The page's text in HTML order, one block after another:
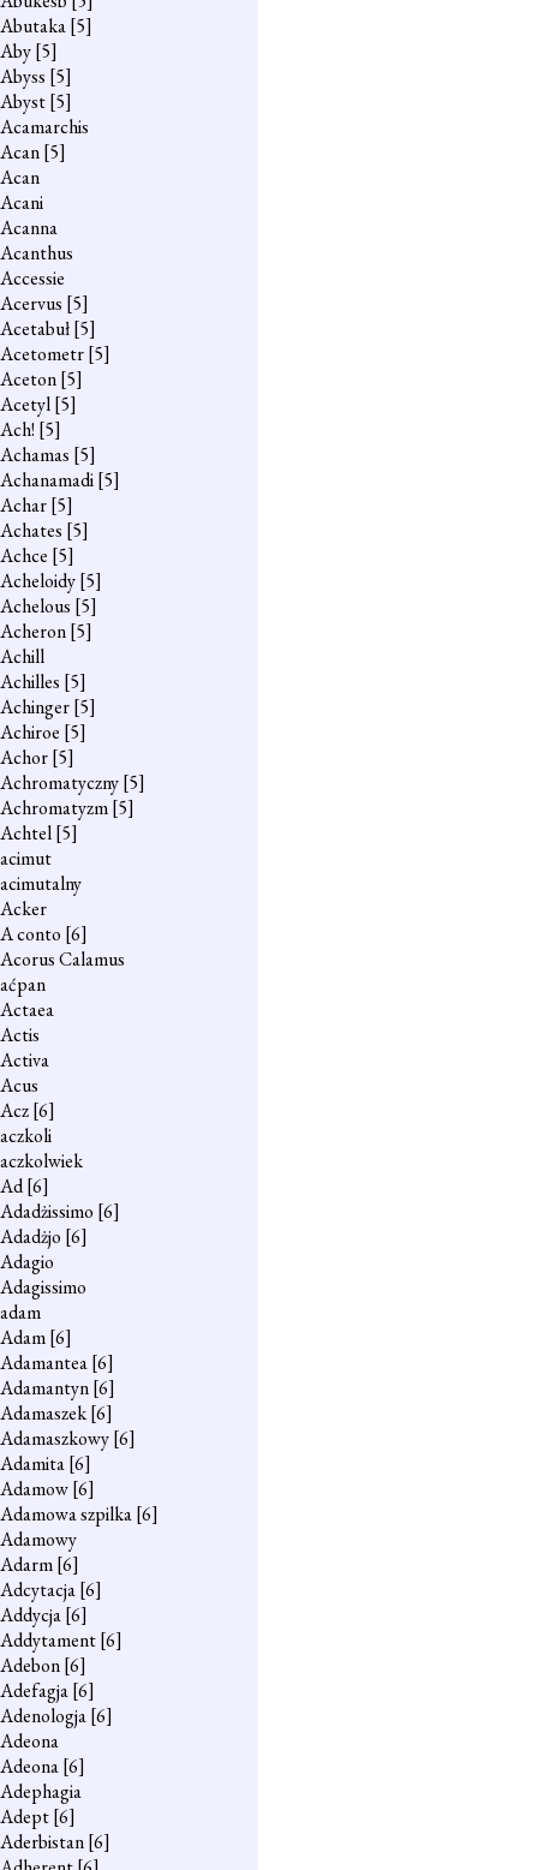
Abutaka[5]
Aby[5]
Abyss [5]
Abyst[5]
Acamarchis
Acan[5]
Acan
Acani
Acanna
Acanthus
Accessie
Acervus [5]
Acetabuł[5]
Acetometr[5]
Aceton[5]
Acetyl[5]
Ach! [5]
Achamas [5]
Achanamadi[5]
Achar[5]
Achates [5]
Achce [5]
Acheloidy[5]
Achelous [5]
Acheron[5]
Achill
Achilles [5]
Achinger[5]
Achiroe [5]
Achor[5]
Achromatyczny[5]
Achromatyzm[5]
Achtel[5]
acimut
acimutalny
Acker
A conto [6]
Acorus Calamus
aćpan
Actaea
Actis
Activa
Acus
Acz[6]
aczkoli
aczkolwiek
Ad[6]
Adadżissimo [6]
Adadżjo [6]
Adagio
Adagissimo
adam
Adam[6]
Adamantea[6]
Adamantyn[6]
Adamaszek[6]
Adamaszkowy[6]
Adamita[6]
Adamow[6]
Adamowa szpilka[6]
Adamowy
Adarm[6]
Adcytacja[6]
Addycja[6]
Addytament[6]
Adebon[6]
Adefagja[6]
Adenologja[6]
Adeona
Adeona[6]
Adephagia
Adept[6]
Aderbistan[6]